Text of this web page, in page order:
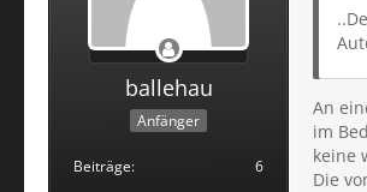
ballehau
Anfänger
Beiträge 6
An
im
keine
Die